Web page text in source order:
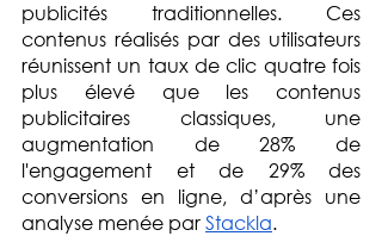
publicités traditionnelles. Ces
contenus réalisés par des utilisateurs
réunissent un taux de clic quatre fois
plus élevé que les contenus
publicitaires classiques, une
augmentation de 28% de
l'engagement et de 29% des
conversions en ligne, d’après une
analyse menée par Stackla.